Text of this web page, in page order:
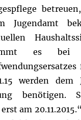
Jugendamt
es bei
werden
benötigen.
am